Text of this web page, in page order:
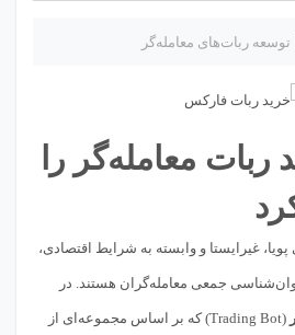
توسعه ربات‌های معامله‌گر
ربات معامله‌گر را
غیرایستا و وابسته به شرایط اقتصادی،
جمعی معامله‌گران هستند. در
(Trading Bot) که بر اساس مجموعه‌ای از